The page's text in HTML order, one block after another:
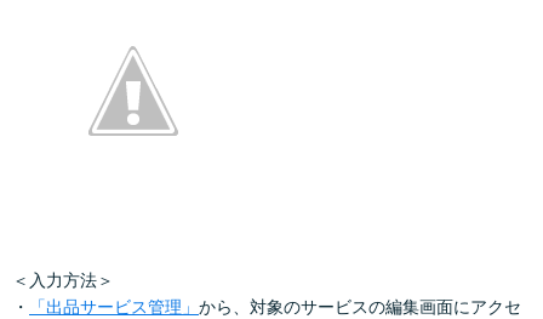
＜入力方法＞
・
「出品サービス管理」 から、対象のサービスの編集画面にアクセ